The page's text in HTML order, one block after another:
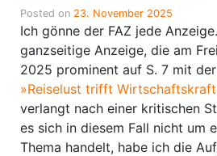
Posted on 23. November 2025
Ich gönne der FAZ jede
ganzseitige Anzeige, die am
2025 prominent auf S. 7 mit
»Reiselust trifft
verlangt nach einer kritischen
es sich in diesem Fall nicht um
Thema handelt, habe ich die